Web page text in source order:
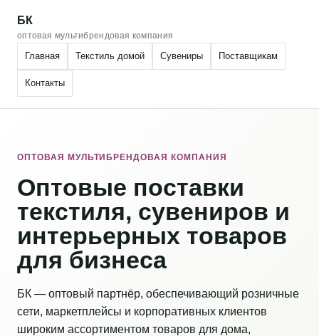
БК
оптовая мультибрендовая компания
Главная Текстиль домой Сувениры Поставщикам
Контакты
ОПТОВАЯ МУЛЬТИБРЕНДОВАЯ КОМПАНИЯ
Оптовые поставки
текстиля, сувениров и
интерьерных товаров
для бизнеса
БК — оптовый партнёр, обеспечивающий розничные
сети, маркетплейсы и корпоративных клиентов
широким ассортиментом товаров для дома,